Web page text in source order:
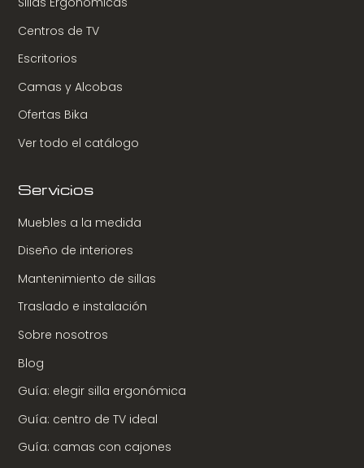
Centros de TV
Escritorios
Camas y Alcobas
Ofertas Bika
Ver todo el catálogo
Servicios
Muebles a la medida
Diseño de interiores
Mantenimiento de sillas
Traslado e instalación
Sobre nosotros
Blog
Guía: elegir silla ergonómica
Guía: centro de TV ideal
Guía: camas con cajones